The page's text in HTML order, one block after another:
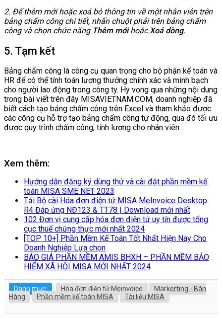
2. Để thêm mới hoặc xoá bỏ thông tin về một nhân viên trên
bảng chấm công chi tiết, nhấn chuột phải trên bảng chấm
công và chọn chức năng Thêm mớihoặcXoá dòng.
5. Tạm kết
Bảng chấm công là công cụ quan trọng cho bộ phận kế toán và
HR để có thể tính toán lương thưởng chính xác và minh bạch
cho người lao động trong công ty. Hy vọng qua những nội dung
trong bài viết trên đây MISAVIETNAM.COM, doanh nghiệp đã
biết cách tạo bảng chấm công trên Excel và tham khảo được
các công cụ hỗ trợ tạo bảng chấm công tự động, qua đó tối ưu
được quy trình chấm công, tính lương cho nhân viên.
Xem thêm:
Hướng dẫn đăng ký dùng thử và cài đặt phần mềm kế
toán MISA SME NET 2023
Tải Bộ cài Hóa đơn điện tử MISA MeInvoice Desktop
R4 Đáp ứng NĐ123 & TT78 | Download mới nhất
102 Đơn vị cung cấp hóa đơn điện tử uy tín được tổng
cục thuế chứng thực mới nhất 2024
[TOP 10+] Phần Mềm Kế Toán Tốt Nhất Hiện Nay Cho
Doanh Nghiệp Lựa chọn
BÁO GIÁ PHẦN MỀM AMIS BHXH – PHẦN MỀM BẢO
HIỂM XÃ HỘI MISA MỚI NHẤT 2024
Danh mục: Hóa đơn điện tử Meinvoice
Markerting - Bán
Hàng
Phần mềm kế toán MISA Tài liệu MISA